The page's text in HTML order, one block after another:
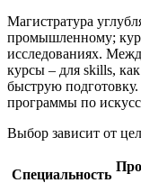
Магистратура
промышленному;
исследованиях.
курсы – для skills,
быструю
программы по
Выбор зависит от
Специальность